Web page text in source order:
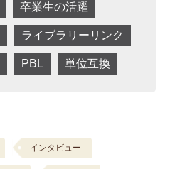
卒業生の活躍
ライブラリーリンク
PBL 単位互換
インタビュー